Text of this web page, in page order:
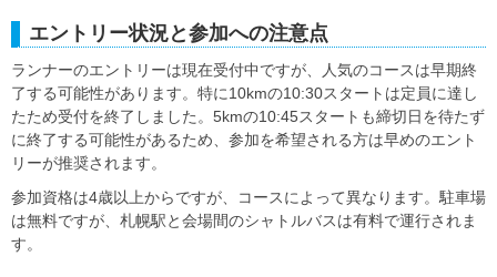
エントリー状況と参加への注意点
ランナーのエントリーは現在受付中ですが、人気のコースは早期終
了する可能性があります。特に10kmの10:30スタートは定員に達し
たため受付を終了しました。5kmの10:45スタートも締切日を待たず
に終了する可能性があるため、参加を希望される方は早めのエント
リーが推奨されます。
参加資格は4歳以上からですが、コースによって異なります。駐車場
は無料ですが、札幌駅と会場間のシャトルバスは有料で運行されま
す。